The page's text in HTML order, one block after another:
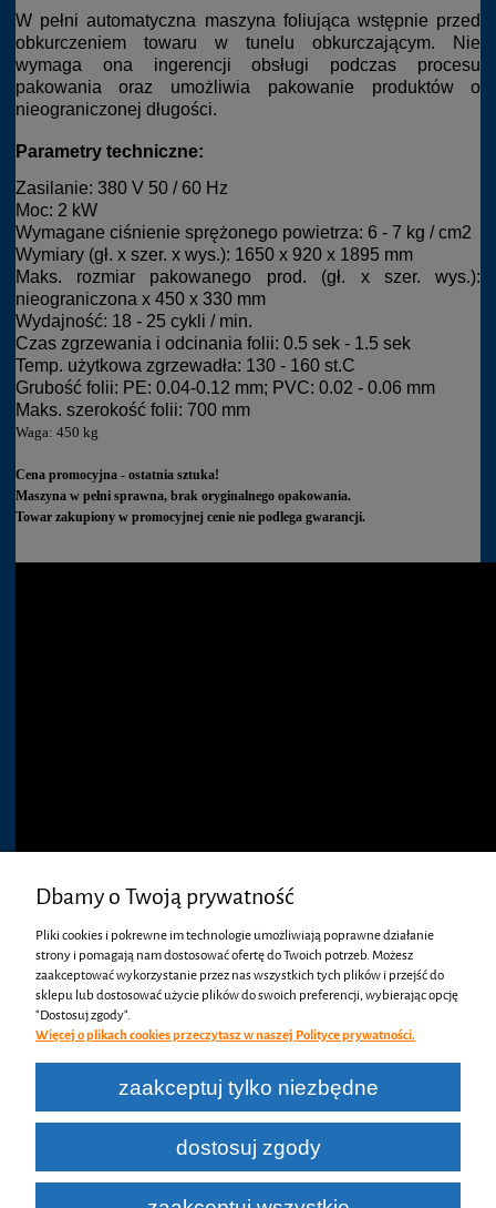
W pełni automatyczna maszyna foliująca wstępnie przed
obkurczeniem towaru w tunelu obkurczającym. Nie
wymaga ona ingerencji obsługi podczas procesu
pakowania oraz umożliwia pakowanie produktów o
nieograniczonej długości.
Parametry techniczne:
Zasilanie: 380 V 50 / 60 Hz
Moc: 2 kW
Wymagane ciśnienie sprężonego powietrza: 6 - 7 kg / cm2
Wymiary (gł. x szer. x wys.): 1650 x 920 x 1895 mm
Maks. rozmiar pakowanego prod. (gł. x szer. wys.):
nieograniczona x 450 x 330 mm
Wydajność: 18 - 25 cykli / min.
Czas zgrzewania i odcinania folii: 0.5 sek - 1.5 sek
Temp. użytkowa zgrzewadła: 130 - 160 st.C
Grubość folii: PE: 0.04-0.12 mm; PVC: 0.02 - 0.06 mm
Maks. szerokość folii: 700 mm
Waga: 450 kg
Cena promocyjna - ostatnia sztuka!
Maszyna w pełni sprawna, brak oryginalnego opakowania.
Towar zakupiony w promocyjnej cenie nie podlega gwarancji.
Koszty dostawy
Dbamy o Twoją prywatność
Pliki cookies i pokrewne im technologie umożliwiają poprawne działanie
strony i pomagają nam dostosować ofertę do Twoich potrzeb. Możesz
zaakceptować wykorzystanie przez nas wszystkich tych plików i przejść do
sklepu lub dostosować użycie plików do swoich preferencji, wybierając opcję
"Dostosuj zgody".
Więcej o plikach cookies przeczytasz w naszej Polityce prywatności.
zaakceptuj tylko niezbędne
dostosuj zgody